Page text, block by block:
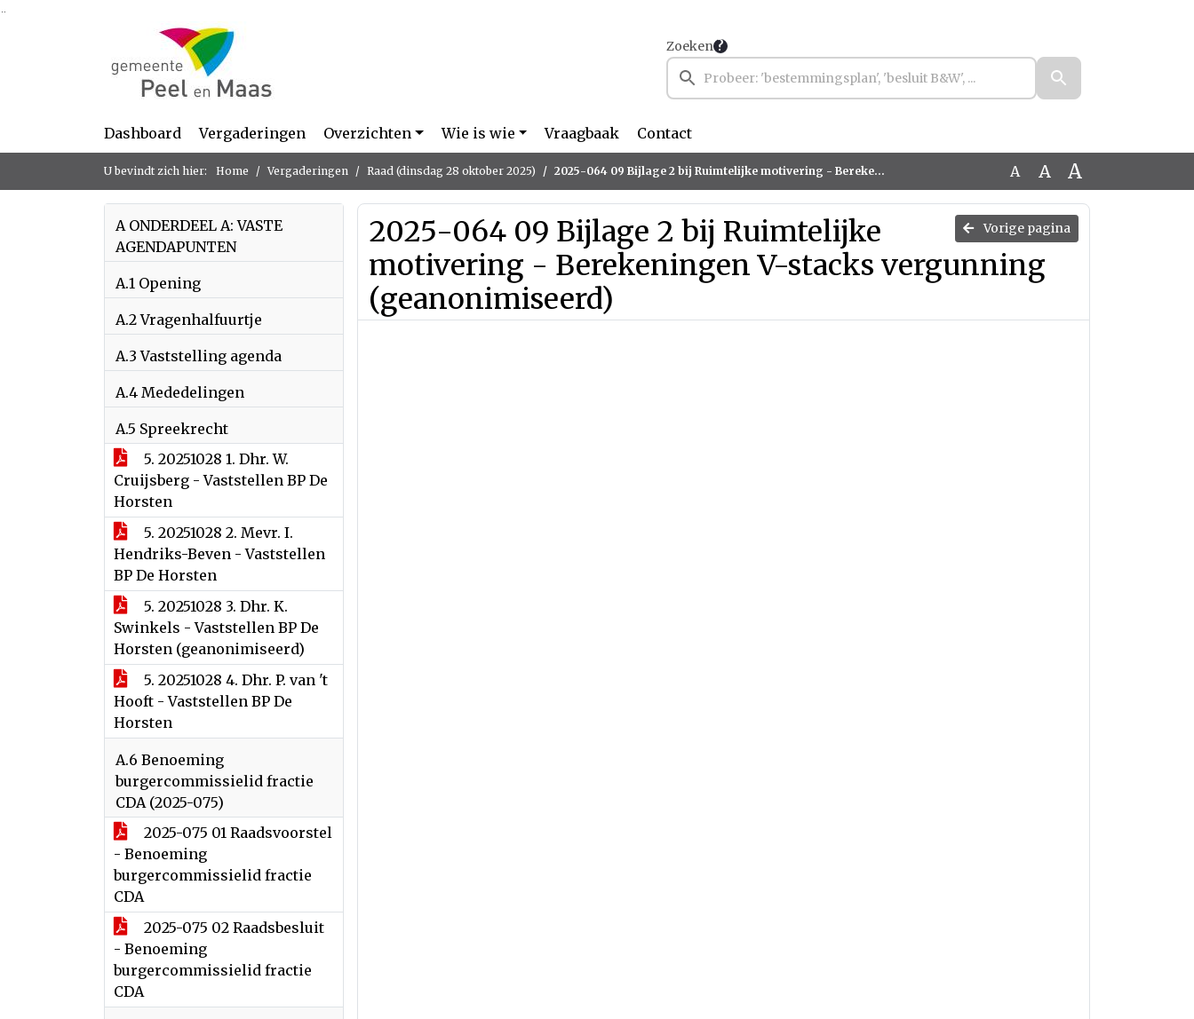
Ga naar de inhoud van deze pagina
Zoeken
Dashboard Vergaderingen Overzichten Wie is wie Vraagbaak Contact
U bevindt zich hier: Home Vergaderingen Raad (dinsdag 28 oktober 2025) 2025-064 09 Bijlage 2 bij Ruimtelijke motivering - Berekeningen V-stacks vergunning (geanonimiseerd) A A A
A ONDERDEEL A: VASTE
AGENDAPUNTEN
A.1 Opening
A.2 Vragenhalfuurtje
A.3 Vaststelling agenda
A.4 Mededelingen
A.5 Spreekrecht
5. 20251028 1. Dhr. W.
Cruijsberg - Vaststellen BP De
Horsten
5. 20251028 2. Mevr. I.
Hendriks-Beven - Vaststellen
BP De Horsten
5. 20251028 3. Dhr. K.
Swinkels - Vaststellen BP De
Horsten (geanonimiseerd)
5. 20251028 4. Dhr. P. van 't
Hooft - Vaststellen BP De
Horsten
A.6 Benoeming
burgercommissielid fractie
CDA (2025-075)
2025-075 01 Raadsvoorstel
- Benoeming
burgercommissielid fractie
CDA
2025-075 02 Raadsbesluit
- Benoeming
burgercommissielid fractie
CDA
Vorige pagina
2025-064 09 Bijlage 2 bij Ruimtelijke
motivering - Berekeningen V-stacks vergunning
(geanonimiseerd)